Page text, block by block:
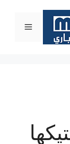
القائمة